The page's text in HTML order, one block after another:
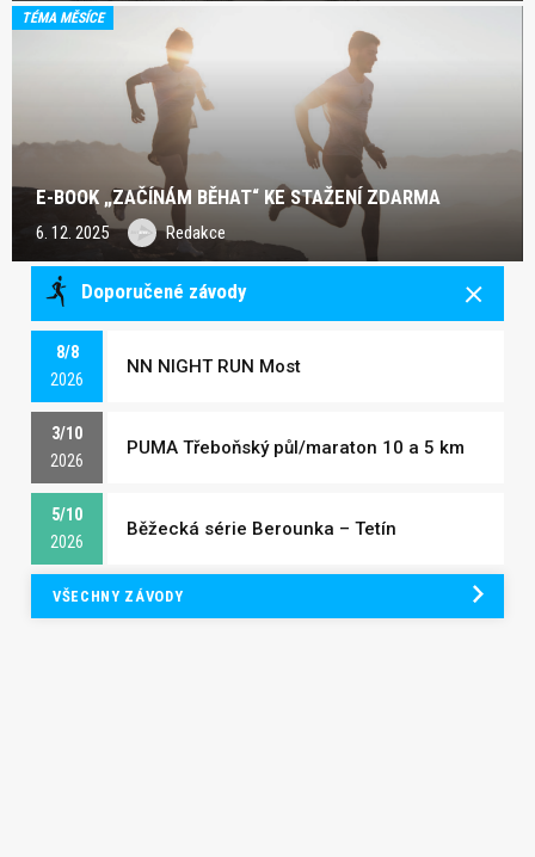
TÉMA MĚSÍCE
E-BOOK „ZAČÍNÁM BĚHAT“ KE STAŽENÍ ZDARMA
6. 12. 2025 Redakce
Doporučené závody
8/8
2026
NN NIGHT RUN Most
3/10
2026
PUMA Třeboňský půl/maraton 10 a 5 km
5/10
2026
Běžecká série Berounka – Tetín
VŠECHNY ZÁVODY